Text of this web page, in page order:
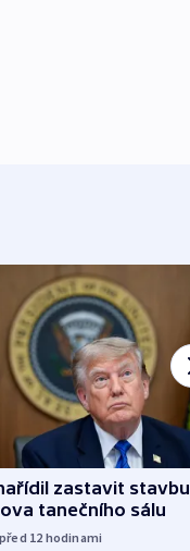
zastavit stavbu
tanečního sálu
před 12 hodinami